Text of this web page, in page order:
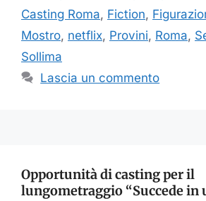
Casting Roma, Fiction,
Mostro, netflix, Provini, Roma,
Sollima
Lascia un commento
Opportunità di casting per il
lungometraggio “Succede in